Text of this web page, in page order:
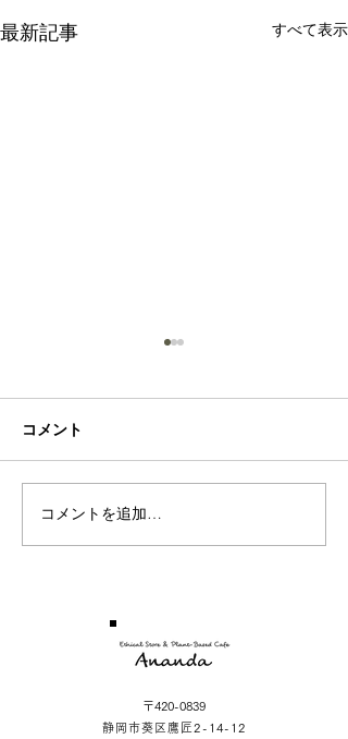
最新記事 すべて表示
コメント
コメントを追加…
〒420-0839
静岡市葵区鷹匠2-14-12